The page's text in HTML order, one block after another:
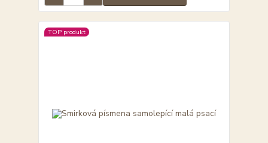
TOP produkt